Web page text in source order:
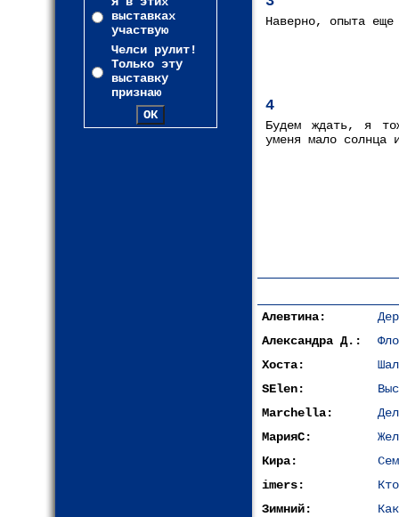
выставках
участвую
Челси рулит!
Только эту
выставку
признаю
Наверно, опыта
4
Будем ждать, я
уменя мало солнца
Алевтина:
Александра Д.:
Хоста:
SElen:
Marchella:
МарияС:
Кира:
imers:
Зимний: